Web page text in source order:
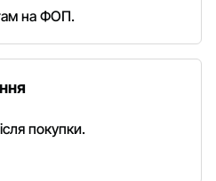
на ФОП.
покупки.